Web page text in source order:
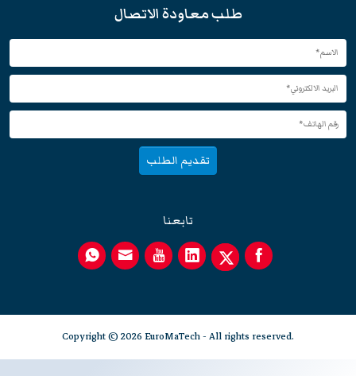
طلب معاودة الاتصال
تقديم الطلب
تابعنا
Copyright © 2026 EuroMaTech - All rights reserved.